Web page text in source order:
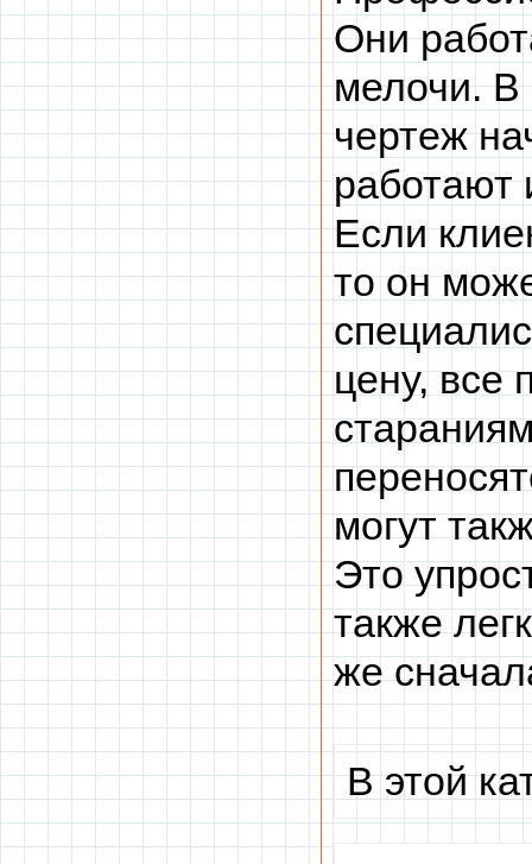
Они
мелочи. В
чертеж
работают
Если
то он
цену, все
могут
Это
также
же
В этой